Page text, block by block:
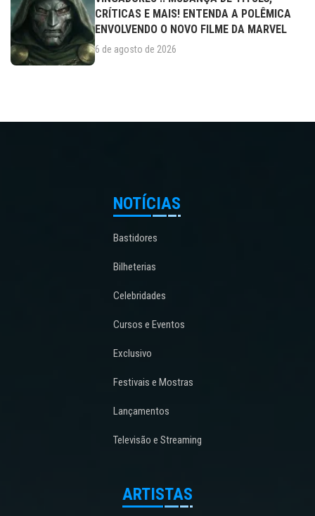
CRÍTICAS E MAIS! ENTENDA A POLÊMICA
ENVOLVENDO O NOVO FILME DA MARVEL
6 de agosto de 2026
NOTÍCIAS
Bastidores
Bilheterias
Celebridades
Cursos e Eventos
Exclusivo
Festivais e Mostras
Lançamentos
Televisão e Streaming
ARTISTAS